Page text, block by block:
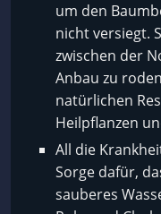
um den
nicht versiegt.
zwischen der
Anbau zu
natürlichen
Heilpflanzen
All die
Sorge dafür,
sauberes